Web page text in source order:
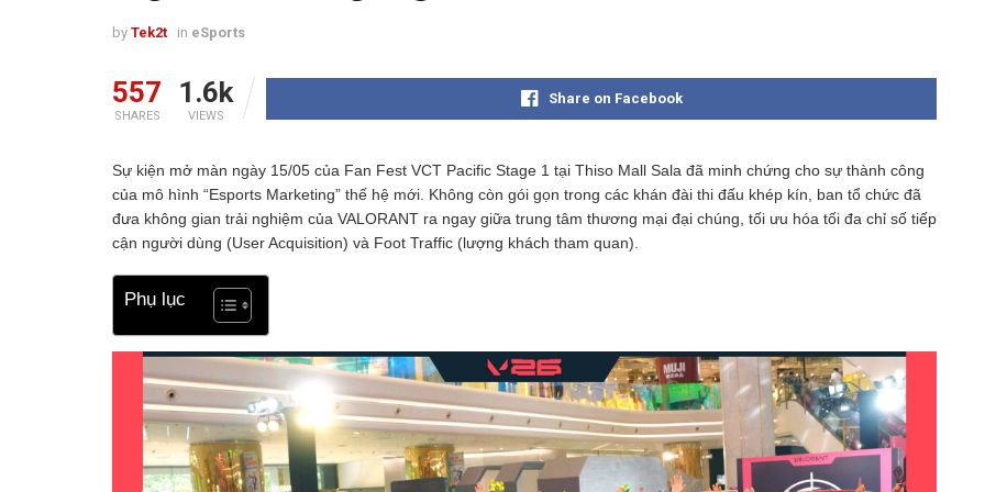
by Tek2t in eSports
557
SHARES
1.6k
VIEWS
Share on Facebook
Sự kiện mở màn ngày 15/05 của Fan Fest VCT Pacific Stage 1 tại Thiso Mall Sala đã minh chứng cho sự thành công
của mô hình “Esports Marketing” thế hệ mới. Không còn gói gọn trong các khán đài thi đấu khép kín, ban tổ chức đã
đưa không gian trải nghiệm của VALORANT ra ngay giữa trung tâm thương mại đại chúng, tối ưu hóa tối đa chỉ số tiếp
cận người dùng (User Acquisition) và Foot Traffic (lượng khách tham quan).
Phụ lục